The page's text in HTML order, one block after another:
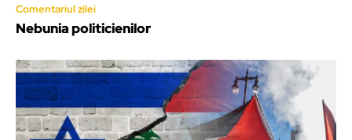
Comentariul zilei
Nebunia politicienilor